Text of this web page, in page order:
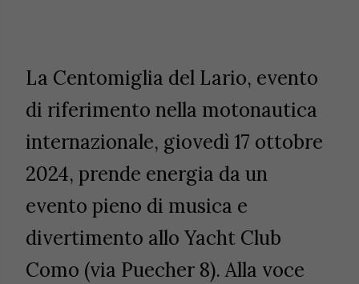
La Centomiglia del Lario, evento
di riferimento nella motonautica
internazionale, giovedì 17 ottobre
2024, prende energia da un
evento pieno di musica e
divertimento allo Yacht Club
Como (via Puecher 8). Alla voce